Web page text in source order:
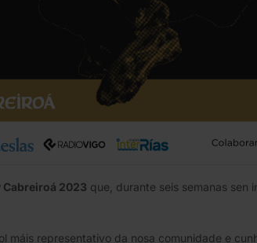
Cabreiroá 2023 que, durante seis semanas sen
máis representativo da nosa comunidade e